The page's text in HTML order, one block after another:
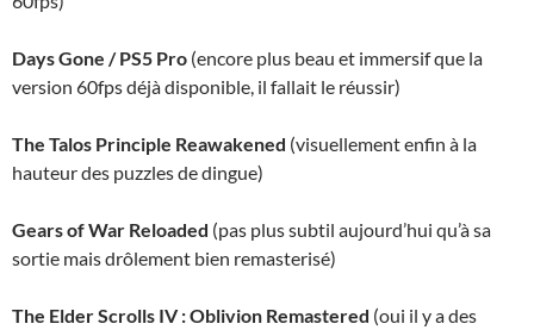
Days Gone / PS5 Pro (encore plus beau et immersif que la
version 60fps déjà disponible, il fallait le réussir)
The Talos Principle Reawakened (visuellement enfin à la
hauteur des puzzles de dingue)
Gears of War Reloaded (pas plus subtil aujourd’hui qu’à sa
sortie mais drôlement bien remasterisé)
The Elder Scrolls IV : Oblivion Remastered (oui il y a des